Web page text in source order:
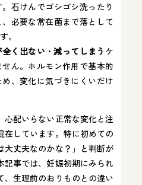
。石けんでゴシゴシ洗ったり
必要な常在菌まで落として
。
く出ない ・減ってしまう ケ
ん。ホルモン作用で基本的
、変化に気づきにくいだけ
心配いらない正常な変化と注
在しています。特に初めての
大丈夫なのかな？」と判断が
記事では、妊娠初期にみられ
、生理前のおりものとの違い